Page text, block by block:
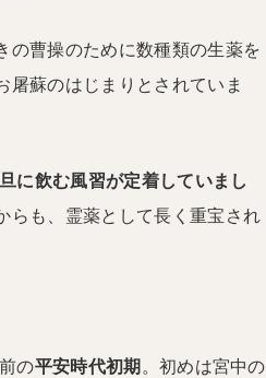
の曹操のために数種類の生薬を
屠蘇のはじまりとされていま
に飲む風習が定着していまし
らも、霊薬として長く重宝され
の平安時代初期。初めは宮中の